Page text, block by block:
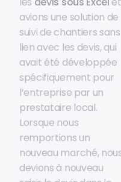
avions une solution de
suivi de chantiers sans
lien avec les devis, qui
avait été développée
spécifiquement pour
l’entreprise par un
prestataire local.
Lorsque nous
remportions un
nouveau marché,
devions à nouveau